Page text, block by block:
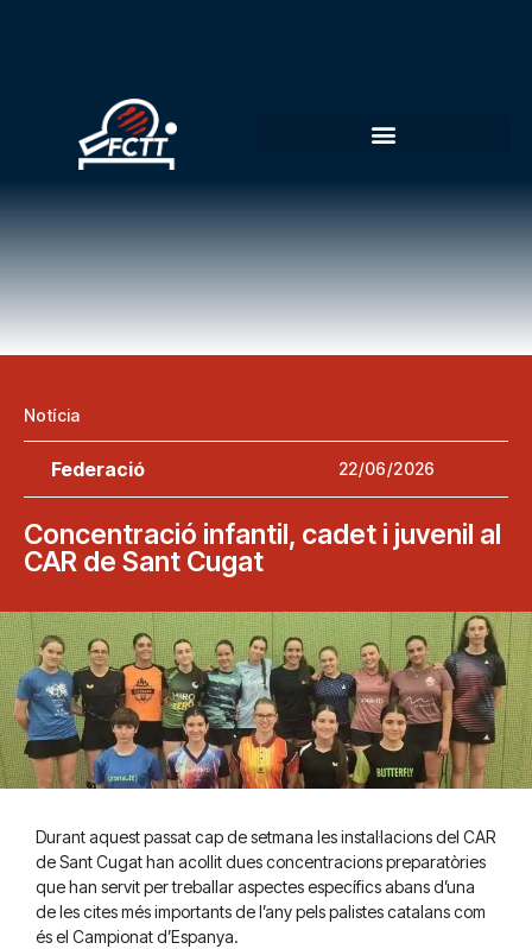
Notícia
Federació 22/06/2026
Concentració infantil, cadet i juvenil al
CAR de Sant Cugat
Durant aquest passat cap de setmana les instal·lacions del CAR
de Sant Cugat han acollit dues concentracions preparatòries
que han servit per treballar aspectes específics abans d’una
de les cites més importants de l’any pels palistes catalans com
és el Campionat d’Espanya.